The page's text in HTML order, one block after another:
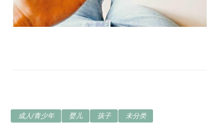
成人/青少年 婴儿 孩子
未分类